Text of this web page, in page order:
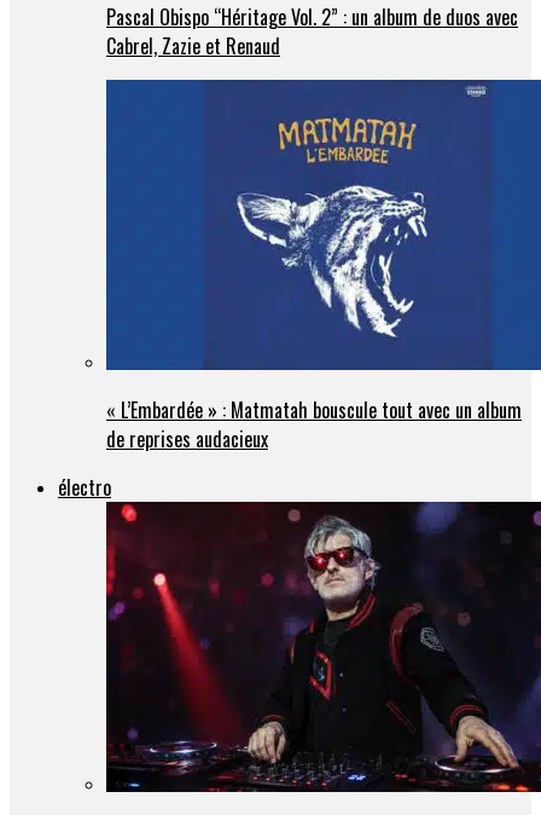
Pascal Obispo “Héritage Vol. 2” : un album de duos avec
Cabrel, Zazie et Renaud
« L’Embardée » : Matmatah bouscule tout avec un album
de reprises audacieux
électro